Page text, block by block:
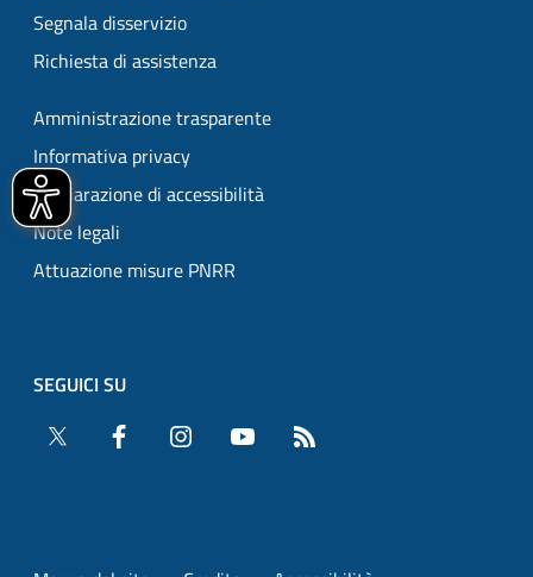
Segnala disservizio
Richiesta di assistenza
Amministrazione trasparente
Informativa privacy
Dichiarazione di accessibilità
Note legali
Attuazione misure PNRR
SEGUICI SU
Twitter
Facebook Instagram YouTube